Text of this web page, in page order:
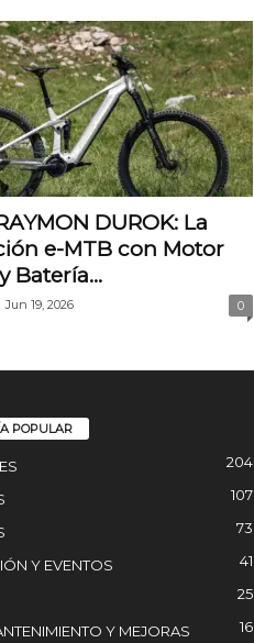
DUROK: La
e-MTB con Motor
Batería...
Jun 19, 2026 0
POPULAR
204
107
73
Y EVENTOS 41
25
Y MEJORAS 16